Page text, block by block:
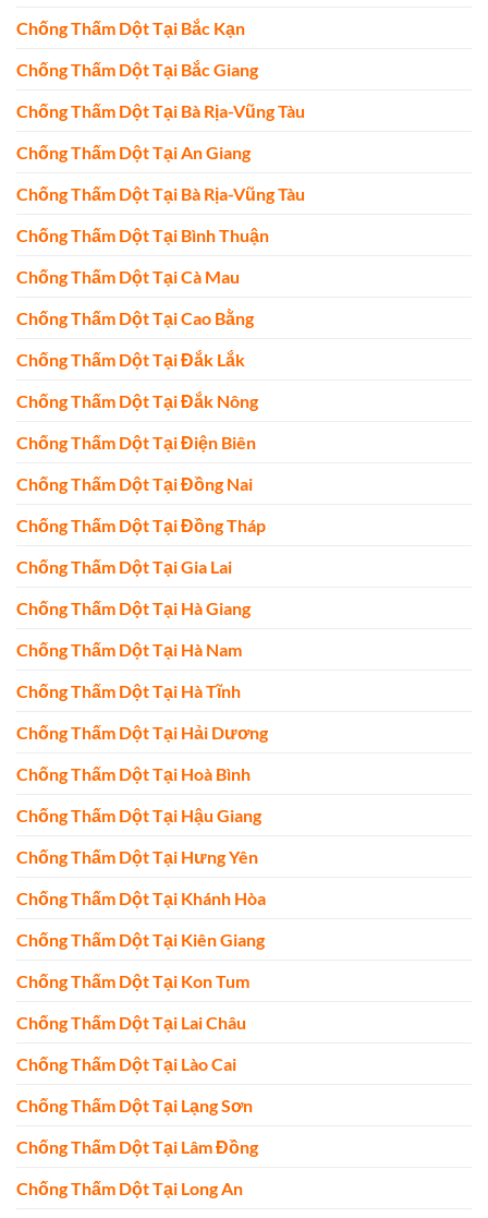
Chống Thấm Dột Tại Bắc Kạn
Chống Thấm Dột Tại Bắc Giang
Chống Thấm Dột Tại Bà Rịa-Vũng Tàu
Chống Thấm Dột Tại An Giang
Chống Thấm Dột Tại Bà Rịa-Vũng Tàu
Chống Thấm Dột Tại Bình Thuận
Chống Thấm Dột Tại Cà Mau
Chống Thấm Dột Tại Cao Bằng
Chống Thấm Dột Tại Đắk Lắk
Chống Thấm Dột Tại Đắk Nông
Chống Thấm Dột Tại Điện Biên
Chống Thấm Dột Tại Đồng Nai
Chống Thấm Dột Tại Đồng Tháp
Chống Thấm Dột Tại Gia Lai
Chống Thấm Dột Tại Hà Giang
Chống Thấm Dột Tại Hà Nam
Chống Thấm Dột Tại Hà Tĩnh
Chống Thấm Dột Tại Hải Dương
Chống Thấm Dột Tại Hoà Bình
Chống Thấm Dột Tại Hậu Giang
Chống Thấm Dột Tại Hưng Yên
Chống Thấm Dột Tại Khánh Hòa
Chống Thấm Dột Tại Kiên Giang
Chống Thấm Dột Tại Kon Tum
Chống Thấm Dột Tại Lai Châu
Chống Thấm Dột Tại Lào Cai
Chống Thấm Dột Tại Lạng Sơn
Chống Thấm Dột Tại Lâm Đồng
Chống Thấm Dột Tại Long An